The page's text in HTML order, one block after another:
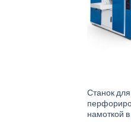
Станок
намоткой